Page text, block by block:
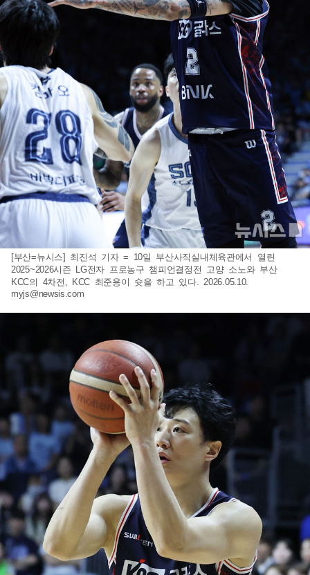
[부산=뉴시스] 최진석 기자 = 10일 부산사직실내체육관에서 열린
2025~2026시즌 LG전자 프로농구 챔피언결정전 고양 소노와 부산
KCC의 4차전, KCC 최준용이 슛을 하고 있다. 2026.05.10.
myjs@newsis.com